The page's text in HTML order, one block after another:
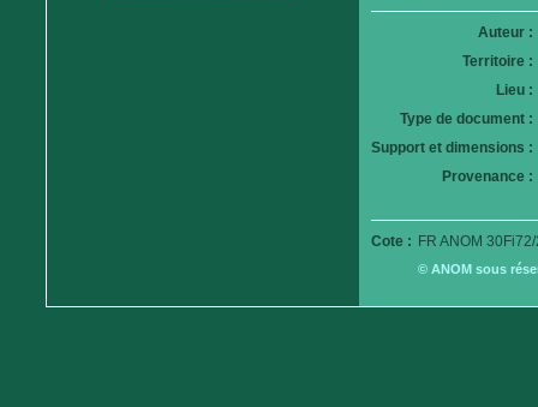
Auteur :
Territoire :
Lieu :
Type de document :
Support et dimensions :
Provenance :
Cote : FR ANOM
© ANOM sous